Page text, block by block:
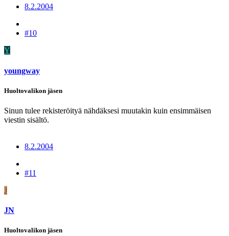
8.2.2004
#10
Y
youngway
Huoltovalikon jäsen
Sinun tulee rekisteröityä nähdäksesi muutakin kuin ensimmäisen
viestin sisältö.
8.2.2004
#11
J
JN
Huoltovalikon jäsen